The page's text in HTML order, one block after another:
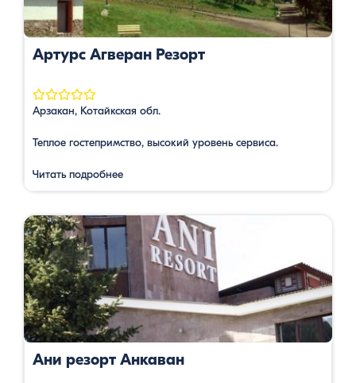
Артурс Агверан Резорт
Арзакан, Котайкская обл.
Теплое гостепримство, высокий уровень сервиса.
Читать подробнее
Ани резорт Анкаван